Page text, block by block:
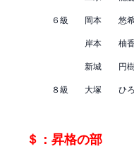
６級 岡本 悠希 （
岸本 柚
新城 円
８級 大塚 ひろ （
＄：昇格の部